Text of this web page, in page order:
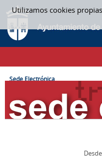
Utilizamos cookies
Saltar al contenido
SEDE ELECTRÓNICA
CAMINO DE MIGAS
Sede Electrónica